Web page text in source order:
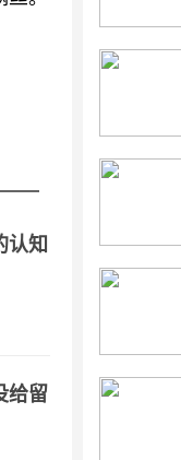
认知
给留